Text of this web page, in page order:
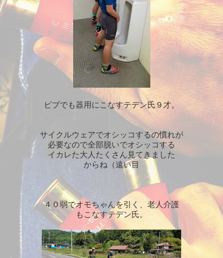
ビブでも器用にこなすテデン氏９才。
サイクルウェアでオシッコするの慣れが
必要なので全部脱いでオシッコする
イカレた大人たくさん見てきました
からね（遠い目
４０弱でオモちゃんを引く、老人介護
もこなすテデン氏。